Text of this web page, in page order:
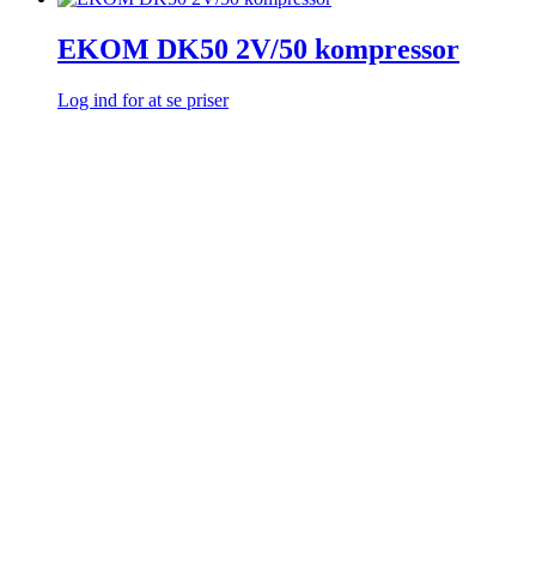
EKOM DK50 2V/50 kompressor
Log ind for at se priser